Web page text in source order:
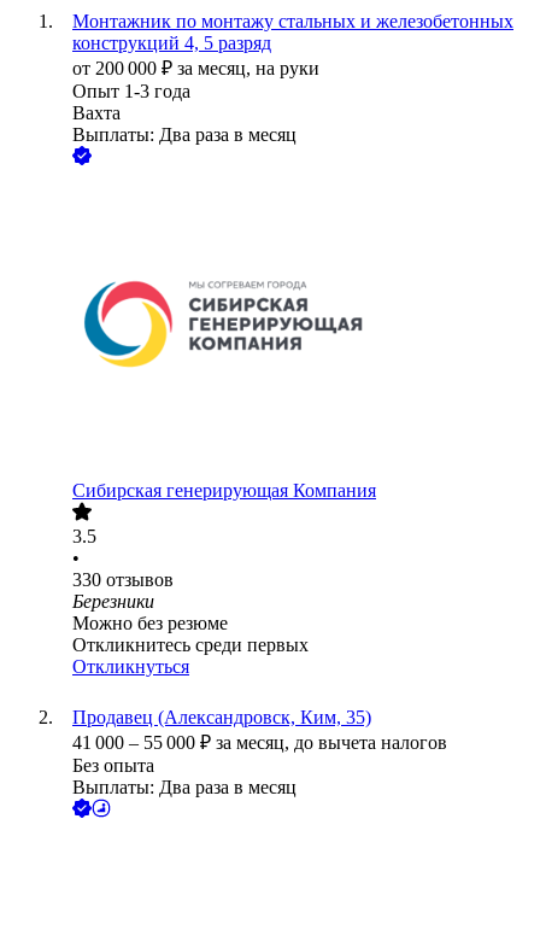
Монтажник по монтажу стальных и железобетонных
конструкций 4, 5 разряд
от 200 000 ₽ за месяц, на руки
Опыт 1-3 года
Вахта
Выплаты: Два раза в месяц
Сибирская генерирующая Компания
3.5
•
330 отзывов
Березники
Можно без резюме
Откликнитесь среди первых
Откликнуться
Продавец (Александровск, Ким, 35)
41 000 – 55 000 ₽ за месяц, до вычета налогов
Без опыта
Выплаты: Два раза в месяц